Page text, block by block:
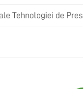
Tehnologiei de